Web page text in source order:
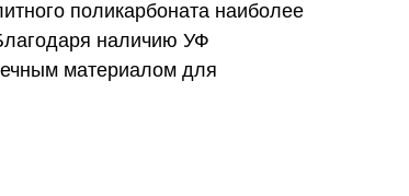
поликарбоната наиболее
наличию УФ
материалом для